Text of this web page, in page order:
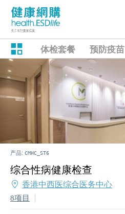
体检套餐 预防疫苗
产品: CMHC_ST6
综合性病健康检查
香港中西医综合医务中心
8项目